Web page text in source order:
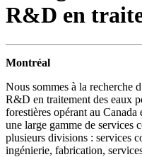
R&D en
Montréal
Nous sommes à la recherche
R&D en traitement des eaux
forestières opérant au
une large gamme de services
plusieurs divisions : services
ingénierie, fabrication,